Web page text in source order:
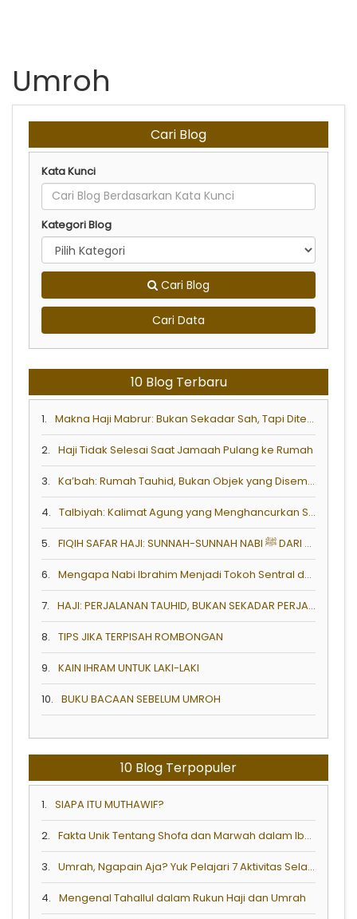
Umroh
Cari Blog
Kata Kunci
Kategori Blog
Cari Blog
Cari Data
10 Blog Terbaru
1. Makna Haji Mabrur: Bukan Sekadar Sah, Tapi Diterima dan Mengubah Hidup
2. Haji Tidak Selesai Saat Jamaah Pulang ke Rumah
3. Ka’bah: Rumah Tauhid, Bukan Objek yang Disembah
4. Talbiyah: Kalimat Agung yang Menghancurkan Syirik
5. FIQIH SAFAR HAJI: SUNNAH-SUNNAH NABI ﷺ DARI MENINGGALKAN RUMAH HINGGA TIBA DI KOTA TUJUAN
6. Mengapa Nabi Ibrahim Menjadi Tokoh Sentral dalam Ibadah Haji?
7. HAJI: PERJALANAN TAUHID, BUKAN SEKADAR PERJALANAN FISIK
8. TIPS JIKA TERPISAH ROMBONGAN
9. KAIN IHRAM UNTUK LAKI-LAKI
10. BUKU BACAAN SEBELUM UMROH
10 Blog Terpopuler
1. SIAPA ITU MUTHAWIF?
2. Fakta Unik Tentang Shofa dan Marwah dalam Ibadah Haji & Umrah
3. Umrah, Ngapain Aja? Yuk Pelajari 7 Aktivitas Selama Umrah!
4. Mengenal Tahallul dalam Rukun Haji dan Umrah